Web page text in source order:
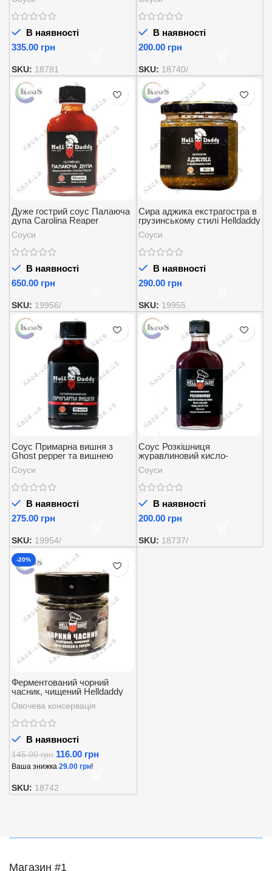
200 мл
В наявності
грн
SKU: 18781
Helldaddy 200 мл
В наявності
грн
SKU: 18740/
Дуже гострий соус Палаюча
дупа Carolina Reaper
ферментований Helldaddy
100 мл
Соуси
В наявності
грн
SKU: 19956/
Сира аджика екстрагостра в
грузинському стилі Helldaddy
180 мл
Соуси
В наявності
грн
SKU: 19955
Соус Примарна вишня з
Ghost pepper та вишнею
Helldaddy 100 мл
Соуси
В наявності
грн
SKU: 19954/
Соус Розкішниця
журавлиновий кисло-
солодкий Helldaddy 200 мл
Соуси
В наявності
грн
SKU: 18737/
-20%
Ферментований чорний
часник, чищений Helldaddy
60 г.
Овочева консервація
В наявності
145.00грн 116.00 грн
Ваша знижка 29.00 грн!
SKU: 18742
Магазин #1